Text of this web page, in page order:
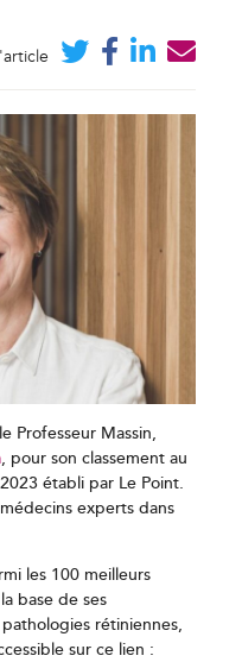
Professeur Massin,
, pour son classement au
établi par Le Point.
experts dans
les 100 meilleurs
base de ses
rétiniennes,
sur ce lien :